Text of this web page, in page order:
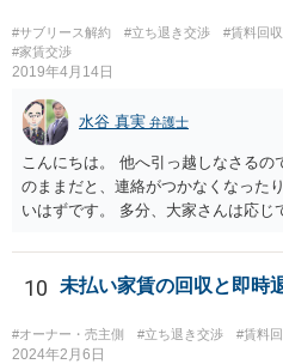
#サブリース解約 #立ち退き交渉 #賃料回収
#家賃交渉
2019年4月14日
水谷 真実 弁護士
こんにちは。 他へ引っ越しなさるの
のままだと、連絡がつかなくなった
いはずです。 多分、大家さんは応じ
10 未払い家賃の回収と即時
#オーナー・売主側 #立ち退き交渉 #賃料
2024年2月6日